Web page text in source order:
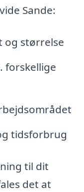
Sande:
og størrelse
forskellige
tidsforbrug
til dit
det at